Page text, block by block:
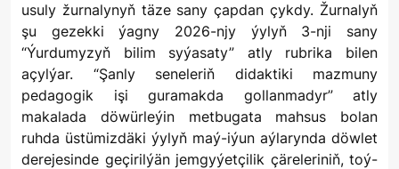
usuly žurnalynyň täze sany çapdan çykdy. Žurnalyň
şu gezekki ýagny 2026-njy ýylyň 3-nji sany
“Ýurdumyzyň bilim syýasaty” atly rubrika bilen
açylýar. “Şanly seneleriň didaktiki mazmuny
pedagogik işi guramakda gollanmadyr” atly
makalada döwürleýin metbugata mahsus bolan
ruhda üstümizdäki ýylyň maý-iýun aýlarynda döwlet
derejesinde geçirilýän jemgyýetçilik çäreleriniň, toý-